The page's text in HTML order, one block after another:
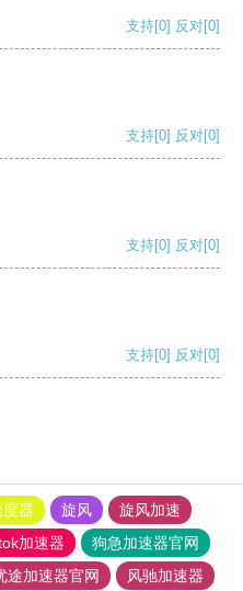
支持[0] 反对[0]
支持[0] 反对[0]
支持[0] 反对[0]
支持[0] 反对[0]
器 旋风
旋风加速
加速器
狗急加速器官网
途加速器官网
风驰加速器